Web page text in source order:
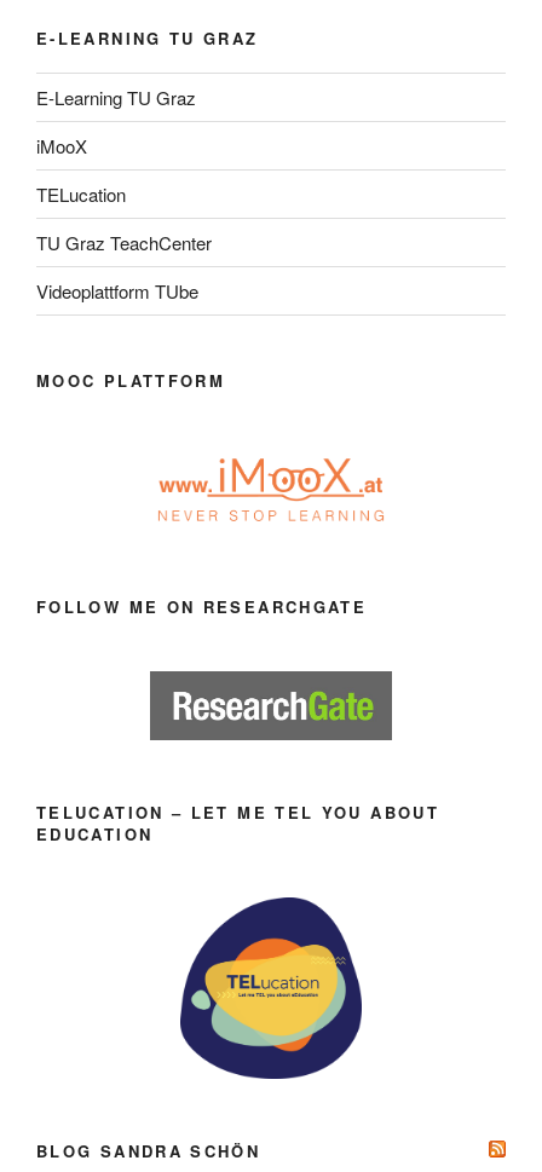
E-LEARNING TU GRAZ
E-Learning TU Graz
iMooX
TELucation
TU Graz TeachCenter
Videoplattform TUbe
MOOC PLATTFORM
FOLLOW ME ON RESEARCHGATE
TELUCATION – LET ME TEL YOU ABOUT
EDUCATION
BLOG SANDRA SCHÖN